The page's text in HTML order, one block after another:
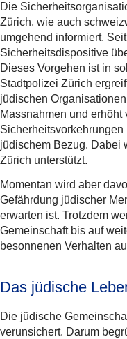
Die
Zürich, wie auch
umgehend informiert.
Sicherheitsdispositive
Dieses Vorgehen ist in
Stadtpolizei Zürich
jüdischen
Massnahmen und erhöht
jüdischem Bezug. Dabei
Zürich unterstützt.
Momentan wird aber
Gefährdung jüdischer
erwarten ist. Trotzdem
Gemeinschaft bis auf
besonnenen Verhalten
Das jüdische
Die jüdische
verunsichert. Darum